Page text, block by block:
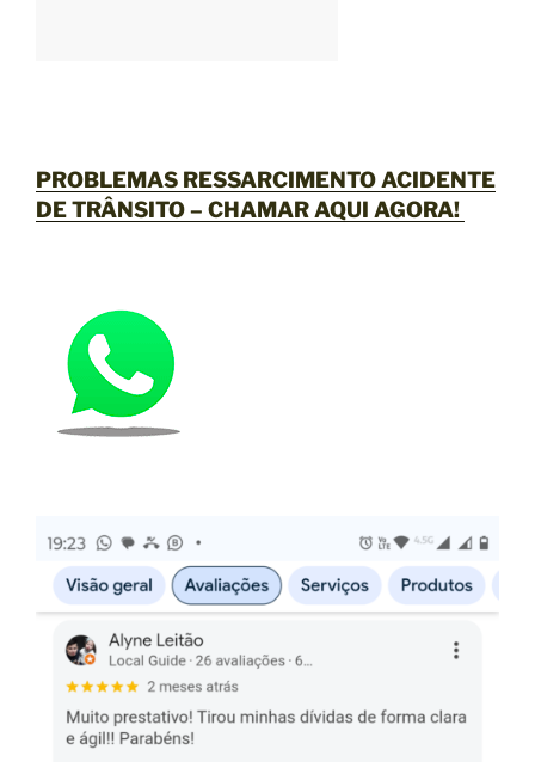
PROBLEMAS RESSARCIMENTO ACIDENTE
DE TRÂNSITO – CHAMAR AQUI AGORA!